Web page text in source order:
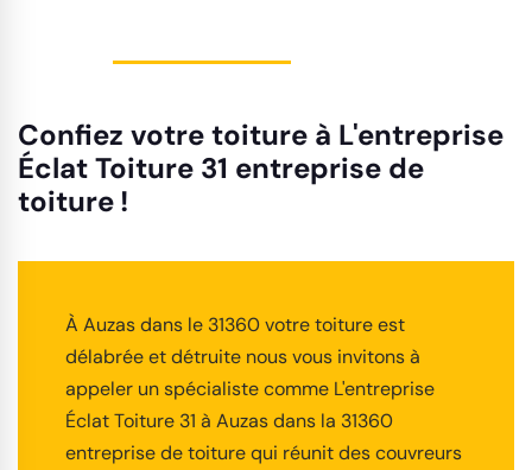
Confiez votre toiture à L'entreprise
Éclat Toiture 31 entreprise de
toiture !
À Auzas dans le 31360 votre toiture est
délabrée et détruite nous vous invitons à
appeler un spécialiste comme L'entreprise
Éclat Toiture 31 à Auzas dans la 31360
entreprise de toiture qui réunit des couvreurs